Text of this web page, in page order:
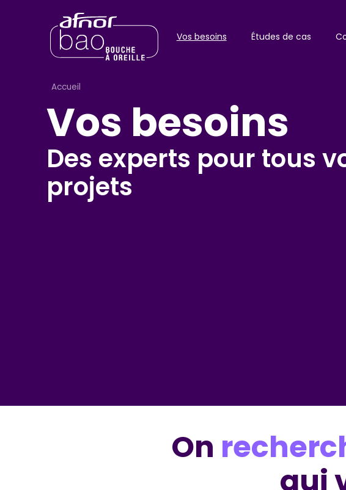
Vos besoins Études de cas
Accueil
Vos besoins
Des experts pour tous
projets
On
qui